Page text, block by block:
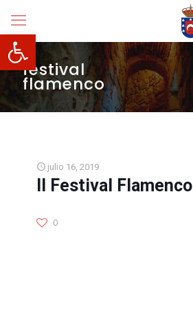
Abrir barra de herramientas
festival
flamenco
julio 16, 2019
II Festival Flamenco
0